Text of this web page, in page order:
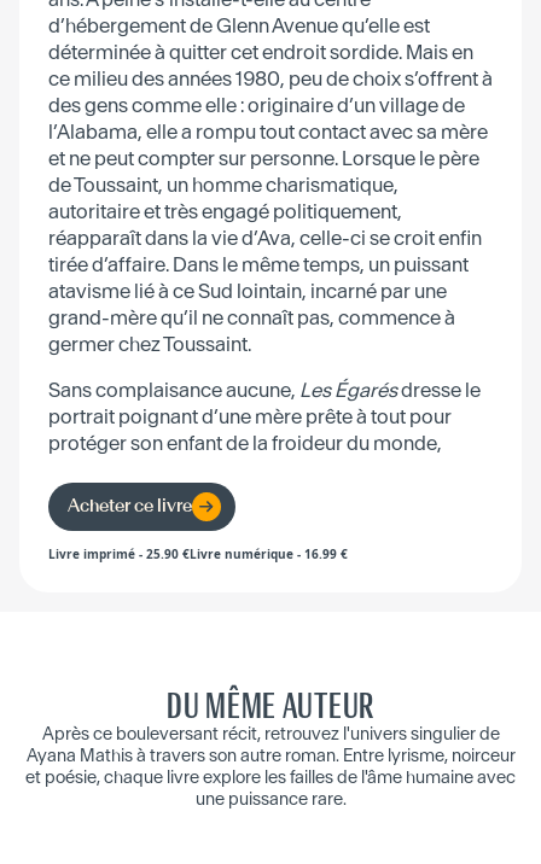
d’hébergement de Glenn Avenue qu’elle est
déterminée à quitter cet endroit sordide. Mais en
ce milieu des années 1980, peu de choix s’offrent à
des gens comme elle : originaire d’un village de
l’Alabama, elle a rompu tout contact avec sa mère
et ne peut compter sur personne. Lorsque le père
de Toussaint, un homme charismatique,
autoritaire et très engagé politiquement,
réapparaît dans la vie d’Ava, celle-ci se croit enfin
tirée d’affaire. Dans le même temps, un puissant
atavisme lié à ce Sud lointain, incarné par une
grand-mère qu’il ne connaît pas, commence à
germer chez Toussaint.
Sans complaisance aucune, Les Égarésdresse le
portrait poignant d’une mère prête à tout pour
protéger son enfant de la froideur du monde,
Acheter ce livre
Livre imprimé - 25.90 €Livre numérique - 16.99 €
DU MÊME AUTEUR
Après ce bouleversant récit, retrouvez l'univers singulier de
Ayana Mathis à travers son autre roman. Entre lyrisme, noirceur
et poésie, chaque livre explore les failles de l'âme humaine avec
une puissance rare.